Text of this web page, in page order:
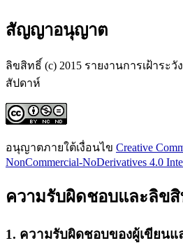
สัญญาอนุญาต
ลิขสิทธิ์ (c) 2015 รายงานการเฝ้าระ
สัปดาห์
อนุญาตภายใต้เงื่อนไข Creative
NonCommercial-NoDerivatives 4.0
ความรับผิดชอบและลิข
1. ความรับผิดชอบของผู้เขียนแ